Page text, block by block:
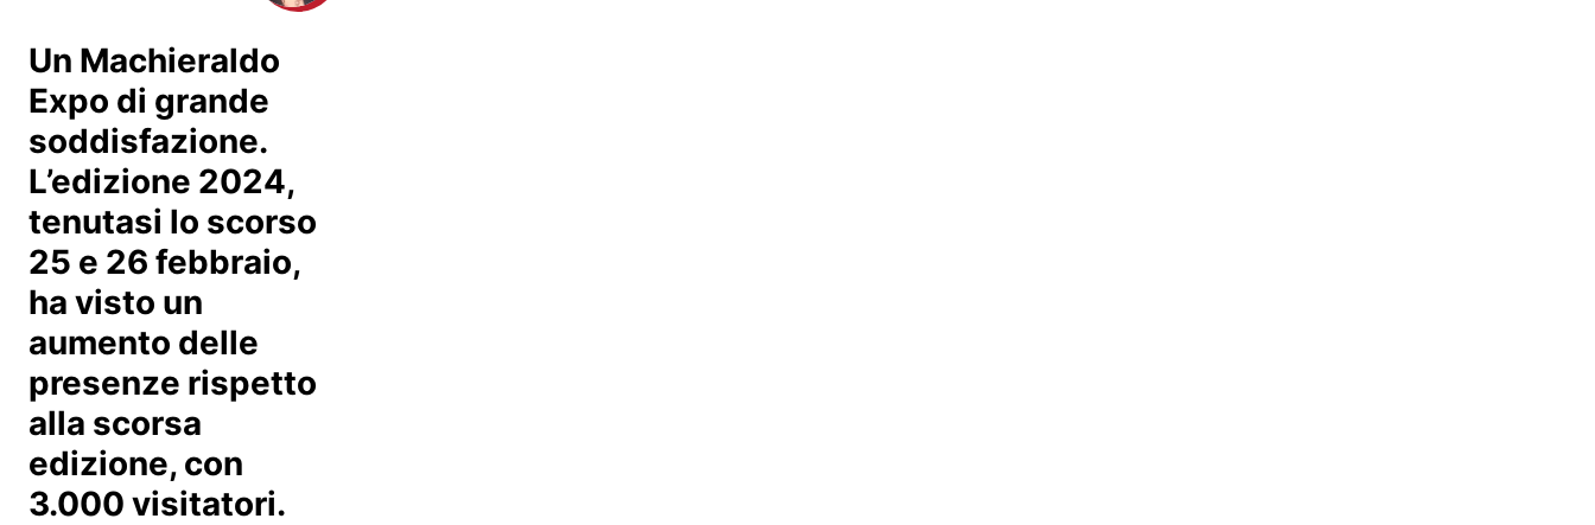
Un Machieraldo
Expo di grande
soddisfazione.
L’edizione 2024,
tenutasi lo scorso
25 e 26 febbraio,
ha visto un
aumento delle
presenze rispetto
alla scorsa
edizione, con
3.000 visitatori.